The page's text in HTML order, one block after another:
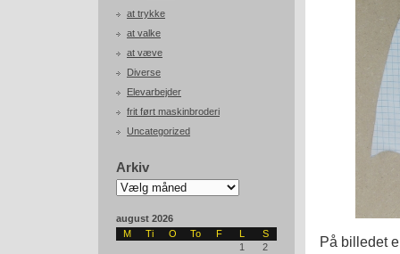
at trykke
at valke
at væve
Diverse
Elevarbejder
frit ført maskinbroderi
Uncategorized
Arkiv
Arkiv
august 2026
M
Ti O To F L
S
1
2
På billedet